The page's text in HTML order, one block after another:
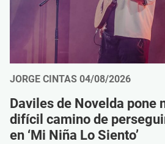
JORGE CINTAS 04/08/2026
Daviles de Novelda pone
difícil camino de
en ‘Mi Niña Lo Siento’